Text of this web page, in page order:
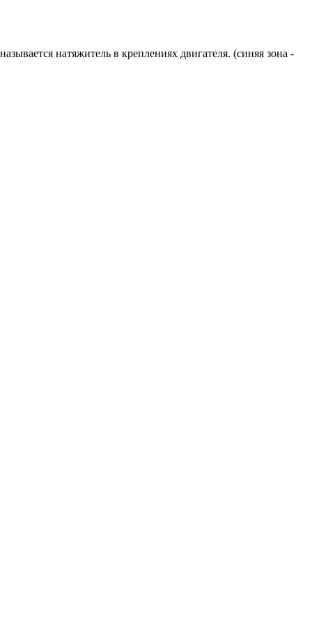
натяжитель в креплениях двигателя. (синяя зона -